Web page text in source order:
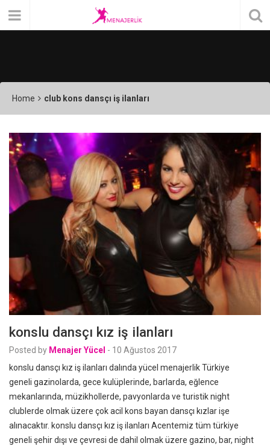
Home club kons dansçı iş ilanları
konslu dansçı kız iş ilanları
Posted by Menajer Yücel - 10 Ağustos 2017
konslu dansçı kız iş ilanları dalında yücel menajerlik Türkiye
geneli gazinolarda, gece kulüplerinde, barlarda, eğlence
mekanlarında, müzikhollerde, pavyonlarda ve turistik night
clublerde olmak üzere çok acil kons bayan dansçı kızlar işe
alınacaktır. konslu dansçı kız iş ilanları Acentemiz tüm türkiye
geneli şehir dışı ve çevresi de dahil olmak üzere gazino, bar, night